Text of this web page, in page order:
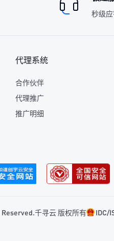
秒级
代理系统
合作伙伴
代理推广
推广明细
千寻云 版权所有 IDC/